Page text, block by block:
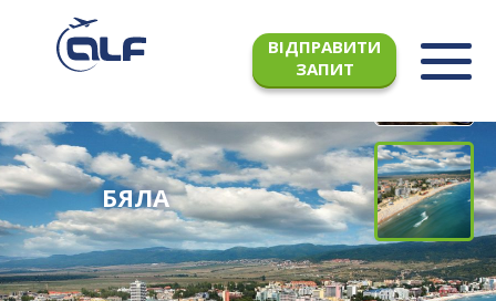
ВІДПРАВИТИ
ЗАПИТ
БЯЛА